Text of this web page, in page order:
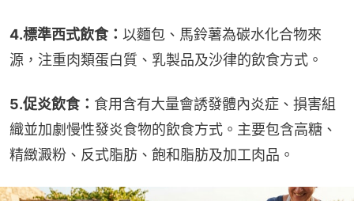
4.標準西式飲食： 以麵包、馬鈴薯為碳水化合物來
源，注重肉類蛋白質、乳製品及沙律的飲食方式。
5.促炎飲食： 食用含有大量會誘發體內炎症、損害組
織並加劇慢性發炎食物的飲食方式。主要包含高糖、
精緻澱粉、反式脂肪、飽和脂肪及加工肉品。